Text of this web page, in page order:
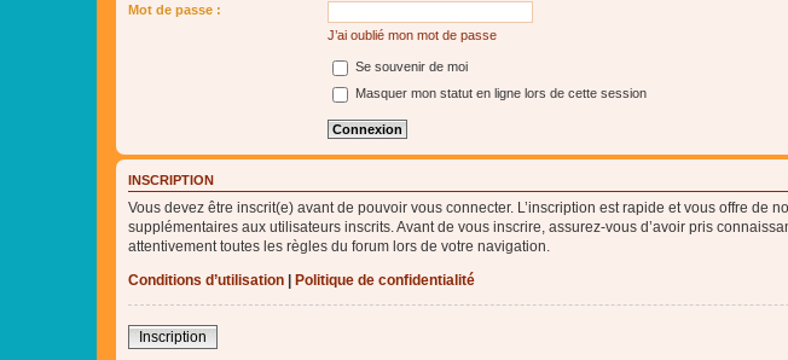
Mot de passe :
J’ai oublié mon mot de passe
Se souvenir de moi
Masquer mon statut en ligne lors de cette session
INSCRIPTION
Vous devez être inscrit(e) avant de pouvoir vous connecter. L’inscription est rapide et vous offre
supplémentaires aux utilisateurs inscrits. Avant de vous inscrire, assurez-vous d’avoir pris
attentivement toutes les règles du forum lors de votre navigation.
Conditions d’utilisation
Politique de confidentialité
Inscription